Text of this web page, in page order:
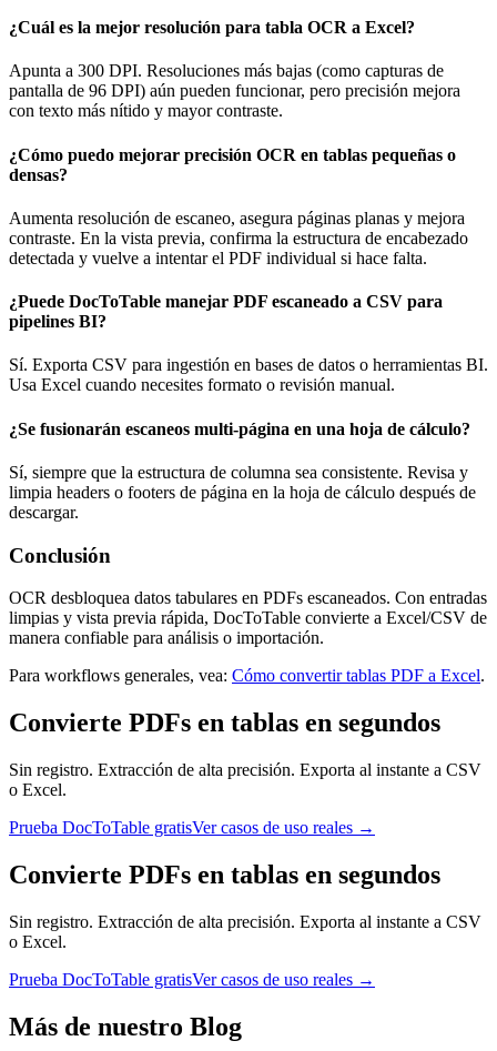
¿Cuál es la mejor resolución para tabla OCR a Excel?
Apunta a 300 DPI. Resoluciones más bajas (como capturas de
pantalla de 96 DPI) aún pueden funcionar, pero precisión mejora
con texto más nítido y mayor contraste.
¿Cómo puedo mejorar precisión OCR en tablas pequeñas o
densas?
Aumenta resolución de escaneo, asegura páginas planas y mejora
contraste. En la vista previa, confirma la estructura de encabezado
detectada y vuelve a intentar el PDF individual si hace falta.
¿Puede DocToTable manejar PDF escaneado a CSV para
pipelines BI?
Sí. Exporta CSV para ingestión en bases de datos o herramientas BI.
Usa Excel cuando necesites formato o revisión manual.
¿Se fusionarán escaneos multi-página en una hoja de cálculo?
Sí, siempre que la estructura de columna sea consistente. Revisa y
limpia headers o footers de página en la hoja de cálculo después de
descargar.
Conclusión
OCR desbloquea datos tabulares en PDFs escaneados. Con entradas
limpias y vista previa rápida, DocToTable convierte a Excel/CSV de
manera confiable para análisis o importación.
Para workflows generales, vea: Cómo convertir tablas PDF a Excel.
Convierte PDFs en tablas en segundos
Sin registro. Extracción de alta precisión. Exporta al instante a CSV
o Excel.
Prueba DocToTable gratisVer casos de uso reales →
Convierte PDFs en tablas en segundos
Sin registro. Extracción de alta precisión. Exporta al instante a CSV
o Excel.
Prueba DocToTable gratisVer casos de uso reales →
Más de nuestro Blog